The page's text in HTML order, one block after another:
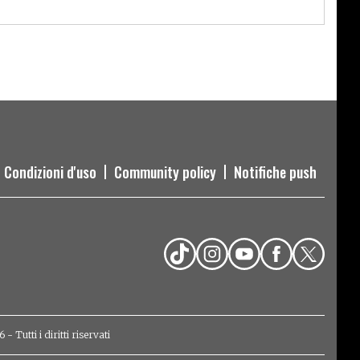
Condizioni d'uso Community policy Notifiche push
- Tutti i diritti riservati